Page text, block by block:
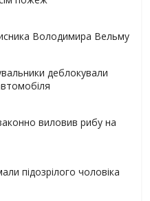
Володимира Вельму
деблокували
виловив рибу на
підозрілого чоловіка